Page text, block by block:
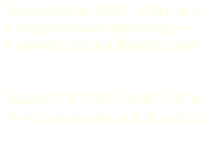
Учредитель ООО «Пять
Генеральный директор —
Грачев Сергей Викторович
Адрес: 191015, Санкт-
9-я Советская, д.4-6,